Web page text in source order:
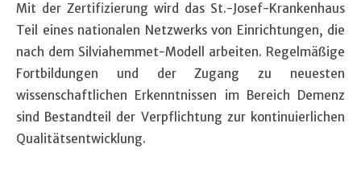
Mit der Zertifizierung wird das St.-Josef-Krankenhaus
Teil eines nationalen Netzwerks von Einrichtungen, die
nach dem Silviahemmet-Modell arbeiten. Regelmäßige
Fortbildungen und der Zugang zu neuesten
wissenschaftlichen Erkenntnissen im Bereich Demenz
sind Bestandteil der Verpflichtung zur kontinuierlichen
Qualitätsentwicklung.